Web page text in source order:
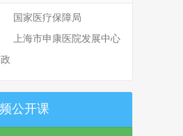
国家医疗保障局
上海市申康医院发展中心
公开课